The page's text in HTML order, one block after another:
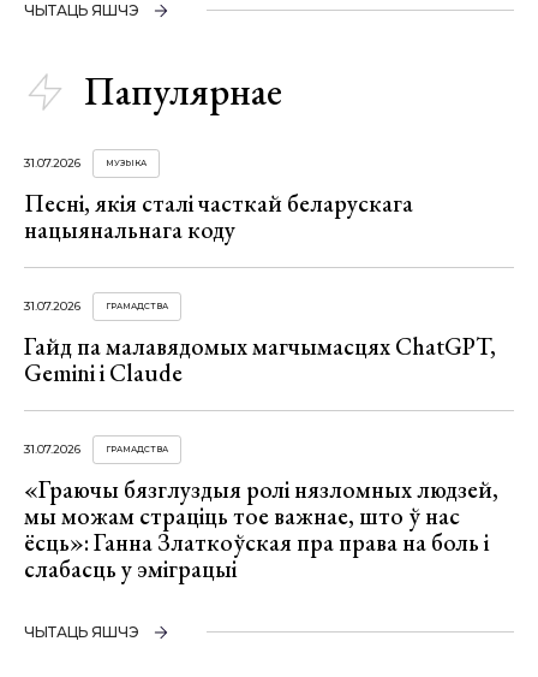
ЧЫТАЦЬ ЯШЧЭ
Папулярнае
31.07.2026 МУЗЫКА
Песні, якія сталі часткай беларускага
нацыянальнага коду
31.07.2026 ГРАМАДСТВА
Гайд па малавядомых магчымасцях ChatGPT,
Gemini і Claude
31.07.2026 ГРАМАДСТВА
«Граючы бязглуздыя ролі нязломных людзей,
мы можам страціць тое важнае, што ў нас
ёсць»: Ганна Златкоўская пра права на боль і
слабасць у эміграцыі
ЧЫТАЦЬ ЯШЧЭ